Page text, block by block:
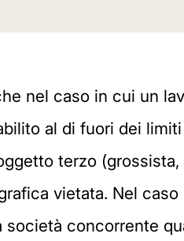
nel caso in cui un
al di fuori dei
terzo
vietata. Nel
concorrente